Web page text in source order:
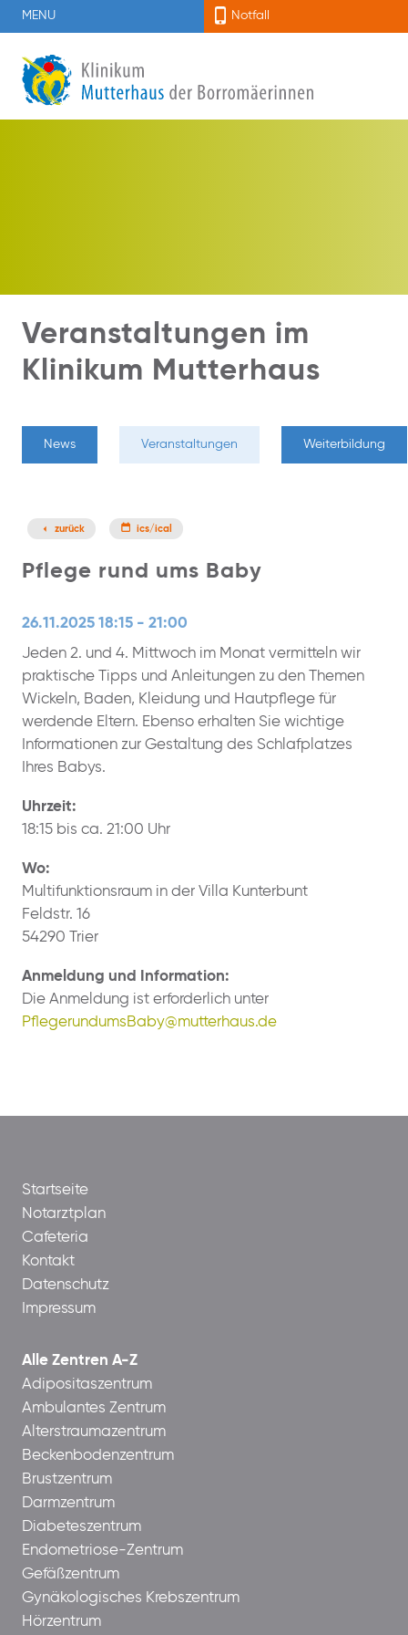
MENU Notfall
Veranstaltungen im
Klinikum Mutterhaus
News Veranstaltungen Weiterbildung
Pflege rund ums Baby
26.11.2025 18:15 - 21:00
Jeden 2. und 4. Mittwoch im Monat vermitteln wir
praktische Tipps und Anleitungen zu den Themen
Wickeln, Baden, Kleidung und Hautpflege für
werdende Eltern. Ebenso erhalten Sie wichtige
Informationen zur Gestaltung des Schlafplatzes
Ihres Babys.
Uhrzeit:
18:15 bis ca. 21:00 Uhr
Wo:
Multifunktionsraum in der Villa Kunterbunt
Feldstr. 16
54290 Trier
Anmeldung und Information:
Die Anmeldung ist erforderlich unter
PflegerundumsBaby@mutterhaus.de
zurück ics/ical
Startseite
Notarztplan
Cafeteria
Kontakt
Datenschutz
Impressum
Alle Zentren A-Z
Adipositaszentrum
Ambulantes Zentrum
Alterstraumazentrum
Beckenbodenzentrum
Brustzentrum
Darmzentrum
Diabeteszentrum
Endometriose-Zentrum
Gefäßzentrum
Gynäkologisches Krebszentrum
Hörzentrum